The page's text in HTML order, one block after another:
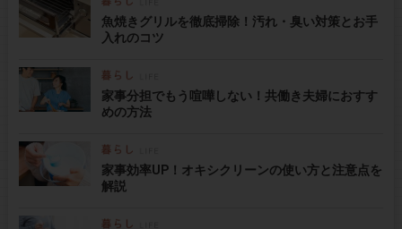
魚焼きグリルを徹底掃除！汚れ・臭い対策とお手
入れのコツ
家事分担でもう喧嘩しない！共働き夫婦におすす
めの方法
家事効率UP！オキシクリーンの使い方と注意点を
解説